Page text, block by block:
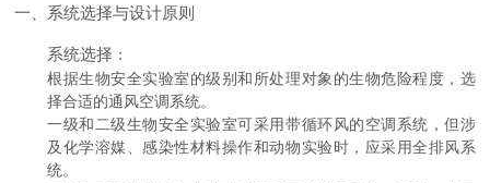
一、系统选择与设计原则
系统选择 ：
根据生物安全实验室的级别和所处理对象的生物危险程度，选
择合适的通风空调系统。
一级和二级生物安全实验室可采用带循环风的空调系统，但涉
及化学溶媒、感染性材料操作和动物实验时，应采用全排风系
统。